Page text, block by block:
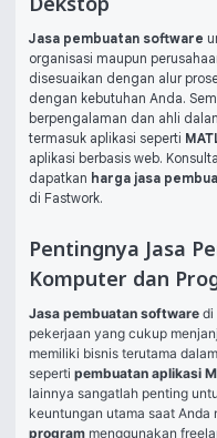
Jasa pembuatan software
organisasi maupun
disesuaikan dengan alur
dengan kebutuhan Anda.
berpengalaman dan ahli
termasuk aplikasi seperti
aplikasi berbasis web.
dapatkan harga jasa
di Fastwork.
Pentingnya Jasa
Komputer dan
Jasa pembuatan software di
pekerjaan yang cukup
memiliki bisnis terutama
seperti pembuatan aplikasi
lainnya sangatlah penting
keuntungan utama saat Anda
program menggunakan